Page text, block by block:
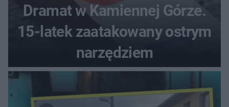
Dramat w Kamiennej Górze.
15-latek zaatakowany ostrym
narzędziem